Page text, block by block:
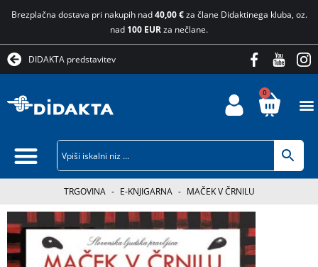
Brezplačna dostava pri nakupih nad40,00 €za člane Didaktinega kluba, oz.
nad 100 EURza nečlane.
DIDAKTA predstavitev
0
TRGOVINA - E-KNJIGARNA - MAČEK V ČRNILU